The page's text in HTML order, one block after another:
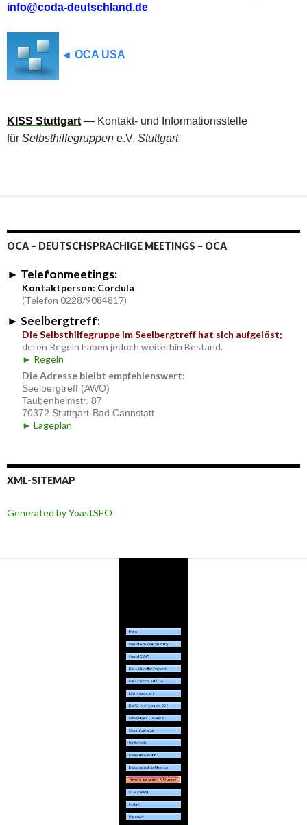
info@coda-deutschland.de
◄ OCA USA
KISS Stuttgart — Kontakt- und Informationsstelle
für Selbsthilfegruppen e.V. Stuttgart
OCA − DEUTSCHSPRACHIGE MEETINGS − OCA
► Telefonmeetings:
Kontaktperson: Cordula
(Telefon 0228/9084817)
► Seelbergtreff:
Die Selbsthilfegruppe im Seelbergtreff hat sich aufgelöst;
deren Regeln haben jedoch weiterhin Bestand.
► Regeln
Die Adresse bleibt empfehlenswert:
Seelbergtreff (AWO)
Taubenheimstr. 87
70372 Stuttgart-Bad Cannstatt
► Lageplan
XML-SITEMAP
Generated by YoastSEO